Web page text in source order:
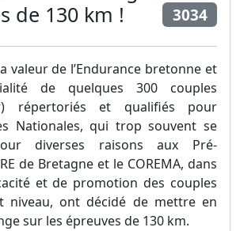
de 130 km !
3034
valeur de l’Endurance bretonne et
de quelques 300 couples
répertoriés et qualifiés pour
Nationales, qui trop souvent se
diverses raisons aux Pré-
de Bretagne et le COREMA, dans
et de promotion des couples
niveau, ont décidé de mettre en
sur les épreuves de 130 km.